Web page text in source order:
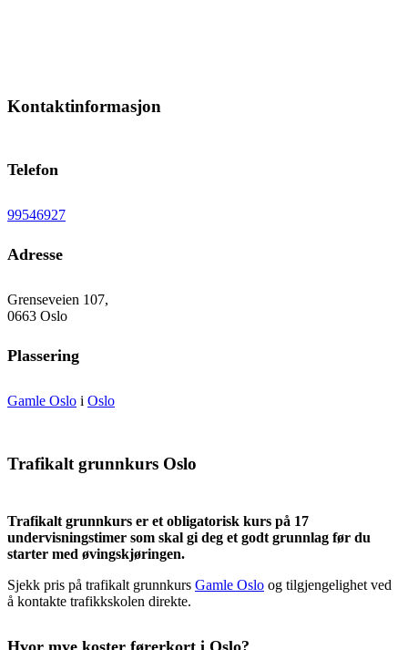
Kontaktinformasjon
Telefon
99546927
Adresse
Grenseveien 107,
0663 Oslo
Plassering
Gamle Oslo i Oslo
Trafikalt grunnkurs Oslo
Trafikalt grunnkurs er et obligatorisk kurs på 17
undervisningstimer som skal gi deg et godt grunnlag før du
starter med øvingskjøringen.
Sjekk pris på trafikalt grunnkurs Gamle Oslo og tilgjengelighet ved
å kontakte trafikkskolen direkte.